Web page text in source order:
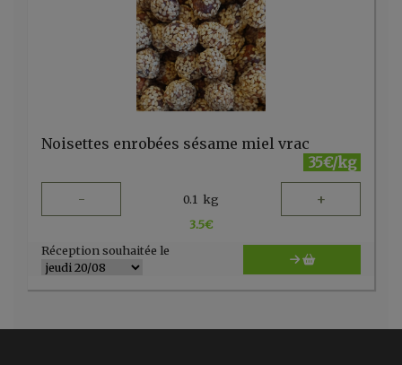
Noisettes enrobées sésame miel vrac
35€/kg
- 0.1 kg +
3.5€
Réception souhaitée le